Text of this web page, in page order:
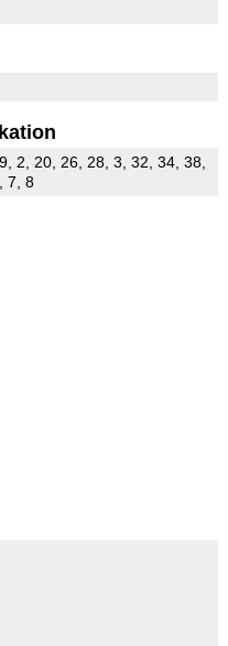
2, 20, 26, 28, 3, 32, 34, 38,
7, 8